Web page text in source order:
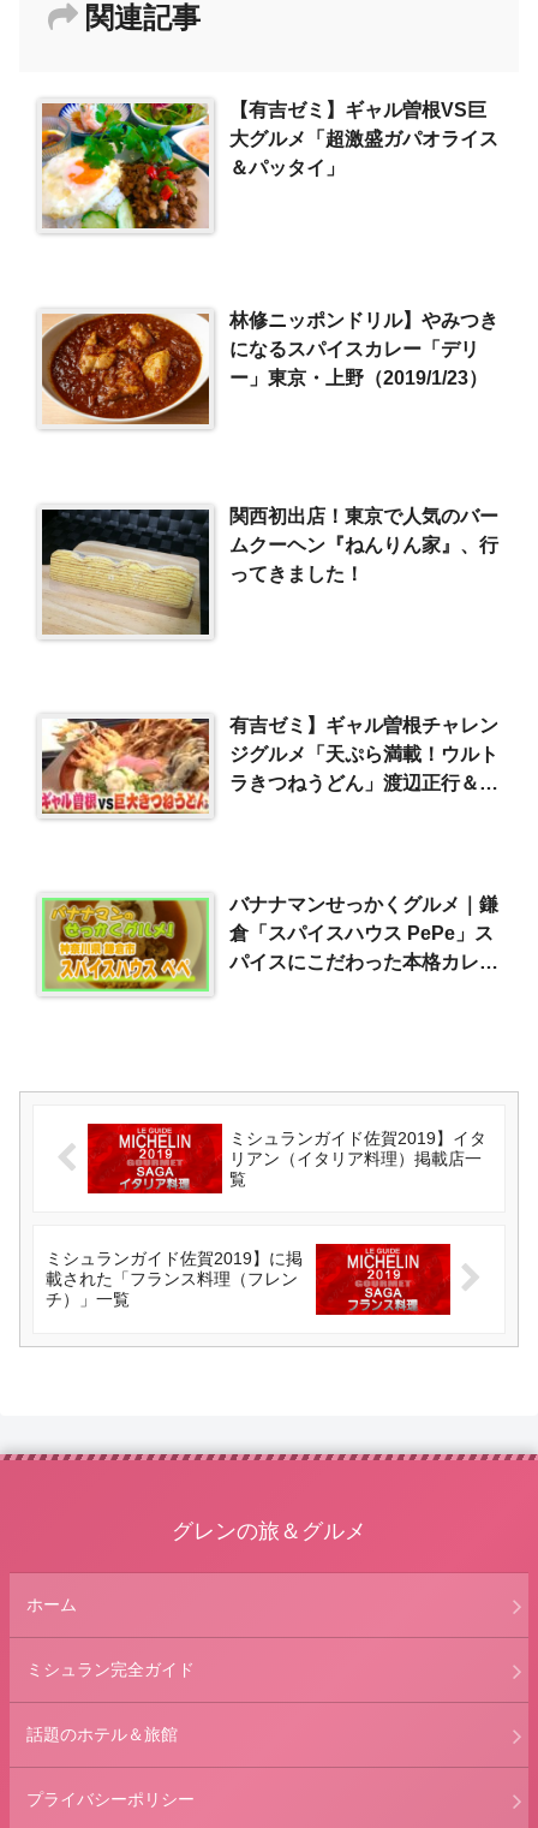
関連記事
【有吉ゼミ】ギャル曽根VS巨
大グルメ「超激盛ガパオライス
＆パッタイ」
林修ニッポンドリル】やみつき
になるスパイスカレー「デリ
ー」東京・上野（2019/1/23）
関西初出店！東京で人気のバー
ムクーヘン『ねんりん家』、行
ってきました！
有吉ゼミ】ギャル曽根チャレン
ジグルメ「天ぷら満載！ウルト
ラきつねうどん」渡辺正行＆小
バナナマンせっかくグルメ｜鎌
倉「スパイスハウス PePe」ス
パイスにこだわった本格カレー
ミシュランガイド佐賀2019】イタ
リアン（イタリア料理）掲載店一
覧
ミシュランガイド佐賀2019】に掲
載された「フランス料理（フレン
チ）」一覧
グレンの旅＆グルメ
ホーム
ミシュラン完全ガイド
話題のホテル＆旅館
プライバシーポリシー